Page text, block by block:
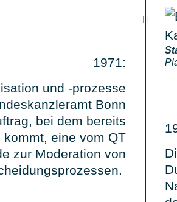
1971:
und -prozesse
Bonn
bei dem bereits
eine vom QT
zur Moderation von